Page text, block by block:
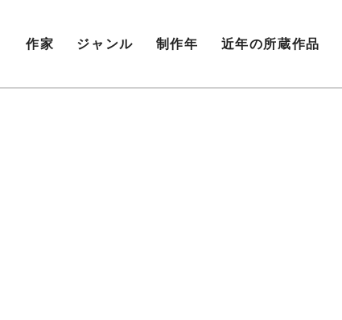
作家 ジャンル 制作年 近年の所蔵作品